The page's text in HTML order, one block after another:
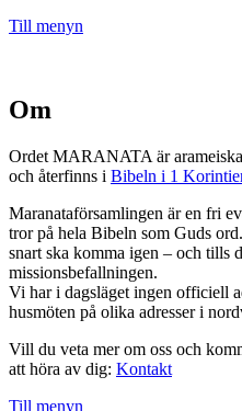
Till menyn
Om
Ordet MARANATA är
och återfinns i Bibeln i 1
Maranataförsamlingen är en fri
tror på hela Bibeln som Guds
snart ska komma igen – och tills
missionsbefallningen.
Vi har i dagsläget ingen officiell
husmöten på olika adresser i
Vill du veta mer om oss och
att höra av dig: Kontakt
Till menyn